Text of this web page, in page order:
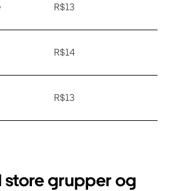
R$13
R$14
R$13
store grupper og